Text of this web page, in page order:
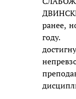
ранее,
году.